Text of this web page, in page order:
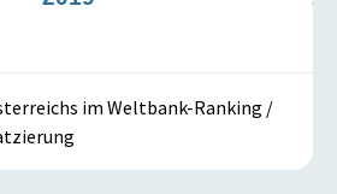
im Weltbank-Ranking /